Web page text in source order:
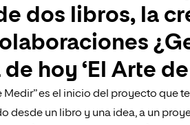
dos libros, la
hoy ‘El Arte
Medir” es el inicio del proyecto
desde un libro y una idea, a un